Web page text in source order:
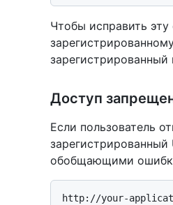
Чтобы исправить
Доступ
Если пользователь
обобщающими
http://your-